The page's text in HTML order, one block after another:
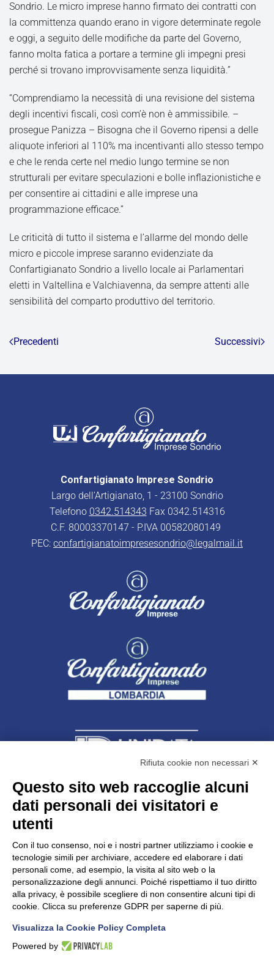
Sondrio. Le micro imprese hanno firmato dei contratti con
la committenza quando erano in vigore determinate regole
e oggi, a seguito delle modifiche da parte del Governo,
fanno molta fatica a portare a termine gli impegni presi
perché si trovano improvvisamente senza liquidità.”
“Comprendiamo la necessità di una revisione del sistema
degli incentivi fiscali, così com’è non è ammissibile. –
prosegue Panizza – Bisogna che il Governo ripensi a delle
aliquote inferiori al 110% ma incentivanti allo stesso tempo
e che le renda certe nel medio lungo termine se non
strutturali per evitare speculazioni e bolle inflazionistiche e
per consentire ai cittadini e alle imprese una
programmazione efficace.”
Le criticità di tutto il sistema e l’allarme del mondo delle
micro e piccole imprese saranno evidenziate da
Confartigianato Sondrio a livello locale ai Parlamentari
eletti in Valtellina e Valchiavenna, da sempre attenti alle
sensibilità del comparto produttivo del territorio.
Precedenti Successivi
Confartigianato Imprese Sondrio
Largo dell’Artigianato, 1 - 23100 Sondrio
Telefono 0342.514343 Fax 0342.514316
C.F. 80003370147 - P.IVA 00582080149
PEC: confartigianatoimpresesondrio@legalmail.it
Unidata s.r.lcon unico socio
Largo dell’Artigianato, 1 - 23100 Sondrio
C.F. 00481790145 - N.REA SO-36426
PEC: unidata.sondrio@legalmail.it
Cap. soc. euro 100.000,00 i.v.
Rifiuta cookie non necessari ✕
Questo sito web raccoglie alcuni
dati personali dei visitatori e
utenti
Con il tuo consenso, noi e i nostri partner utilizziamo i cookie e
tecnologie simili per archiviare, accedere ed elaborare i dati
personali come, ad esempio, la visita al sito web o la
personalizzazione degli annunci. Poiché rispettiamo il tuo diritto
alla privacy, è possibile scegliere di non consentire alcuni tipi di
cookie. Clicca su preferenze GDPR per saperne di più.
Visualizza la Cookie Policy Completa
Powered by